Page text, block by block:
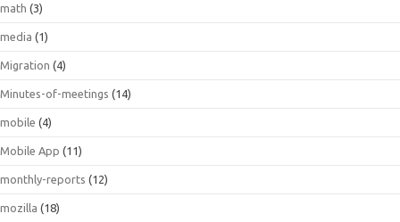
math (3)
media (1)
Migration (4)
Minutes-of-meetings (14)
mobile (4)
Mobile App (11)
monthly-reports (12)
mozilla (18)